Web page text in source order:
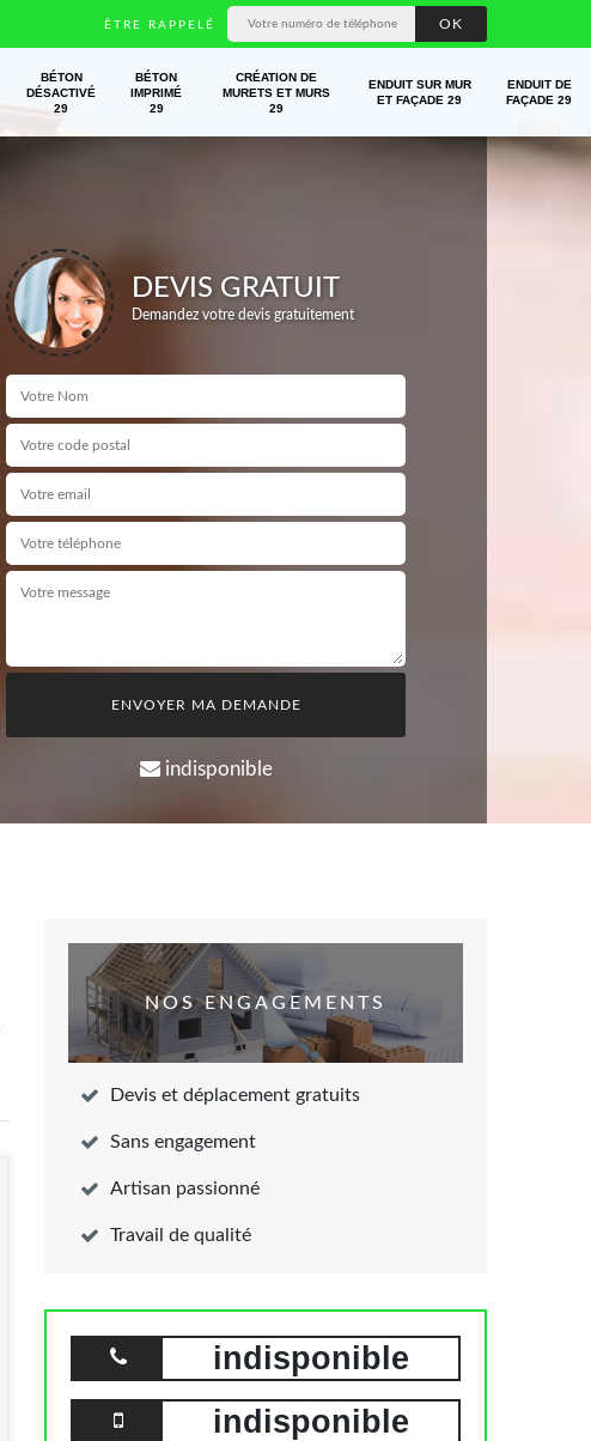
ÊTRE RAPPELÉ
BÉTON
DÉSACTIVÉ
29
BÉTON
IMPRIMÉ
29
CRÉATION DE
MURETS ET MURS
29
ENDUIT SUR MUR
ET FAÇADE 29
ENDUIT DE
FAÇADE 29
DEVIS GRATUIT
Demandez votre devis gratuitement
indisponible
NOS ENGAGEMENTS
Devis et déplacement gratuits
Sans engagement
Artisan passionné
Travail de qualité
indisponible
indisponible